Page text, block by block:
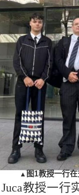
▲ 图1教授一行
教授一行